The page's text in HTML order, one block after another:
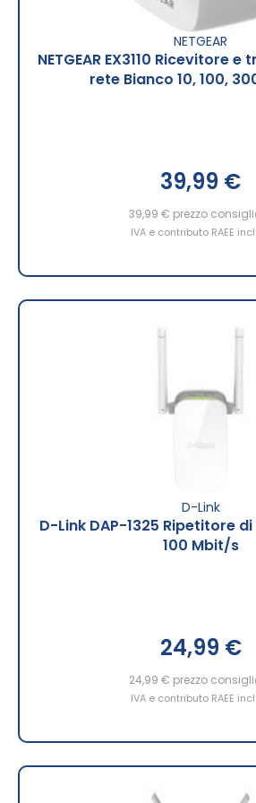
NETGEAR
NETGEAR EX3110 Ricevitore
rete Bianco 10, 100,
39,99 €
39,99 € prezzo
IVA e contributo RAEE
D-Link
D-Link DAP-1325 Ripetitore
100 Mbit/s
24,99 €
24,99 € prezzo
IVA e contributo RAEE